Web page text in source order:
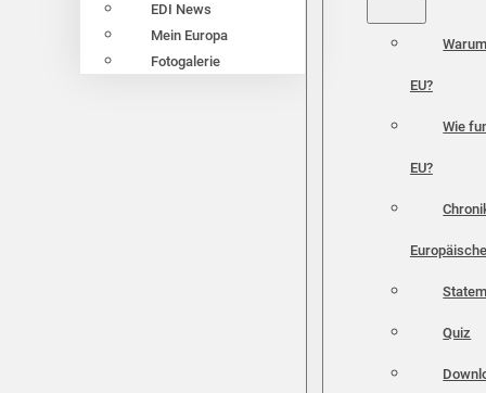
EDI News
Mein Europa
Fotogalerie
EU?
Wie
EU?
Quiz